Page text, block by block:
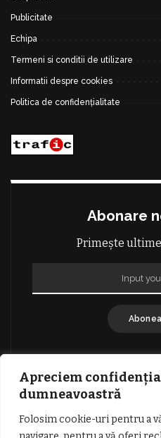
Apreciem
dumneavoastră
Folosim cookie-uri pentru a
Publicitate
Echipa
Termeni si conditii de utilizare
Informatii despre cookies
Politica de confidențialitate
Abonare
Primește